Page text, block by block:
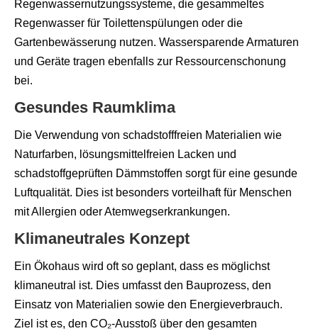
Regenwassernutzungssysteme, die gesammeltes
Regenwasser für Toilettenspülungen oder die
Gartenbewässerung nutzen. Wassersparende Armaturen
und Geräte tragen ebenfalls zur Ressourcenschonung
bei.
Gesundes Raumklima
Die Verwendung von schadstofffreien Materialien wie
Naturfarben, lösungsmittelfreien Lacken und
schadstoffgeprüften Dämmstoffen sorgt für eine gesunde
Luftqualität. Dies ist besonders vorteilhaft für Menschen
mit Allergien oder Atemwegserkrankungen.
Klimaneutrales Konzept
Ein Ökohaus wird oft so geplant, dass es möglichst
klimaneutral ist. Dies umfasst den Bauprozess, den
Einsatz von Materialien sowie den Energieverbrauch.
Ziel ist es, den CO₂-Ausstoß über den gesamten